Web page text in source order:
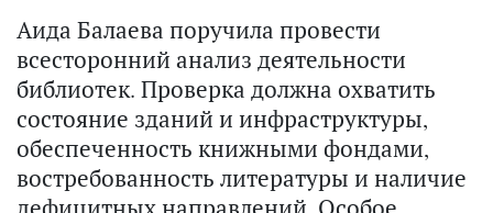
Аида Балаева поручила провести
всесторонний анализ деятельности
библиотек. Проверка должна охватить
состояние зданий и инфраструктуры,
обеспеченность книжными фондами,
востребованность литературы и наличие